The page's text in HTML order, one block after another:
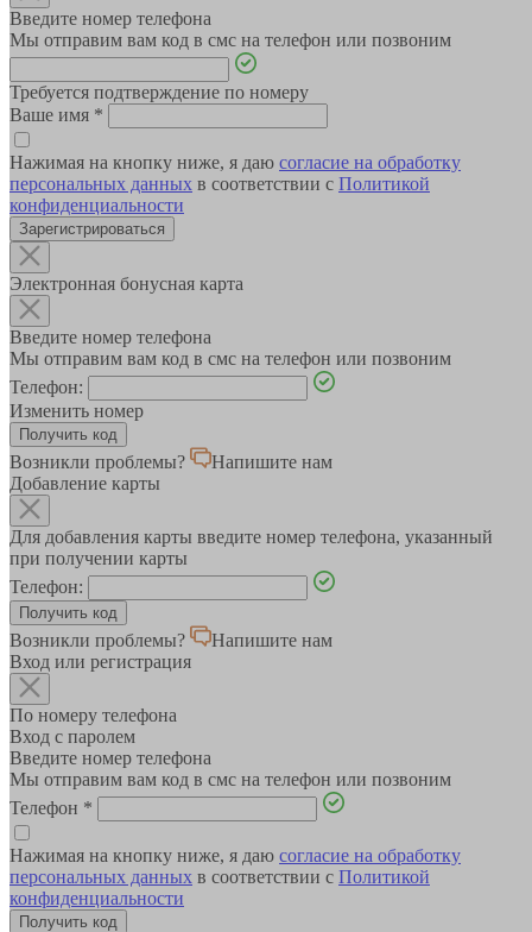
Введите номер телефона
Мы отправим вам код в смс на телефон или позвоним
Требуется подтверждение по номеру
Ваше имя *
Нажимая на кнопку ниже, я даю согласие на обработку
персональных данных в соответствии с Политикой
конфиденциальности
Зарегистрироваться
Электронная бонусная карта
Введите номер телефона
Мы отправим вам код в смс на телефон или позвоним
Телефон:
Изменить номер
Возникли проблемы?
Напишите нам
Добавление карты
Для добавления карты введите номер телефона, указанный
при получении карты
Телефон:
Возникли проблемы?
Напишите нам
Вход или регистрация
По номеру телефона
Вход с паролем
Введите номер телефона
Мы отправим вам код в смс на телефон или позвоним
Телефон *
Нажимая на кнопку ниже, я даю согласие на обработку
персональных данных в соответствии с Политикой
конфиденциальности